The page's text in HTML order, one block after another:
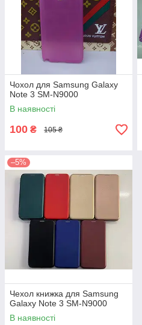
Чохол для Samsung Galaxy
Note 3 SM-N9000
В наявності
100 ₴ 105 ₴
–5%
Чехол книжка для Samsung
Galaxy Note 3 SM-N9000
В наявності